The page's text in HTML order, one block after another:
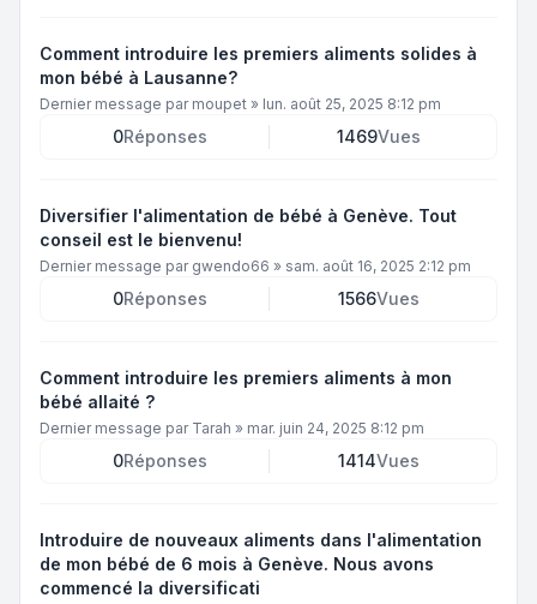
Comment introduire les premiers aliments solides à
mon bébé à Lausanne?
Dernier message par moupet » lun. août 25, 2025 8:12 pm
0Réponses 1469Vues
Diversifier l'alimentation de bébé à Genève. Tout
conseil est le bienvenu!
Dernier message par gwendo66 » sam. août 16, 2025 2:12 pm
0Réponses 1566Vues
Comment introduire les premiers aliments à mon
bébé allaité ?
Dernier message par Tarah » mar. juin 24, 2025 8:12 pm
0Réponses 1414Vues
Introduire de nouveaux aliments dans l'alimentation
de mon bébé de 6 mois à Genève. Nous avons
commencé la diversificati